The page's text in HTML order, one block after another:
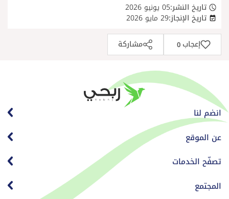
تاريخ النشر:05 يونيو 2026
تاريخ الإنجاز:29 مايو 2026
إعجاب 0 مشاركة
انضم لنا
عن الموقع
تصفّح الخدمات
المجتمع